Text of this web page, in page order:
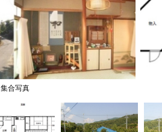
集合写真